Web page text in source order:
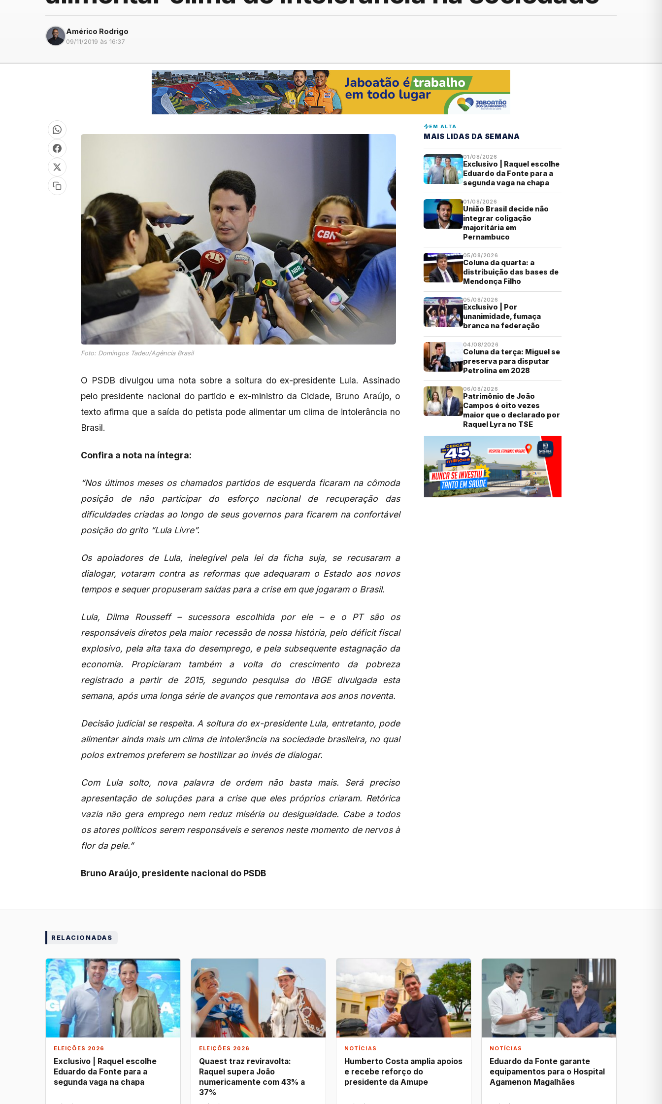
Américo Rodrigo
09/11/2019 às 16:37
Foto: Domingos Tadeu/Agência Brasil
O PSDB divulgou uma nota sobre a soltura do ex-presidente Lula. Assinado
pelo presidente nacional do partido e ex-ministro da Cidade, Bruno Araújo, o
texto afirma que a saída do petista pode alimentar um clima de intolerância no
Brasil.
Confira a nota na íntegra:
“Nos últimos meses os chamados partidos de esquerda ficaram na cômoda
posição de não participar do esforço nacional de recuperação das
dificuldades criadas ao longo de seus governos para ficarem na confortável
posição do grito “Lula Livre”.
Os apoiadores de Lula, inelegível pela lei da ficha suja, se recusaram a
dialogar, votaram contra as reformas que adequaram o Estado aos novos
tempos e sequer propuseram saídas para a crise em que jogaram o Brasil.
Lula, Dilma Rousseff – sucessora escolhida por ele – e o PT são os
responsáveis diretos pela maior recessão de nossa história, pelo déficit fiscal
explosivo, pela alta taxa do desemprego, e pela subsequente estagnação da
economia. Propiciaram também a volta do crescimento da pobreza
registrado a partir de 2015, segundo pesquisa do IBGE divulgada esta
semana, após uma longa série de avanços que remontava aos anos noventa.
Decisão judicial se respeita. A soltura do ex-presidente Lula, entretanto, pode
alimentar ainda mais um clima de intolerância na sociedade brasileira, no qual
polos extremos preferem se hostilizar ao invés de dialogar.
Com Lula solto, nova palavra de ordem não basta mais. Será preciso
apresentação de soluções para a crise que eles próprios criaram. Retórica
vazia não gera emprego nem reduz miséria ou desigualdade. Cabe a todos
os atores políticos serem responsáveis e serenos neste momento de nervos à
flor da pele.”
Bruno Araújo, presidente nacional do PSDB
EM ALTA
MAIS LIDAS DA SEMANA
01/08/2026
Exclusivo | Raquel escolhe
Eduardo da Fonte para a
segunda vaga na chapa
01/08/2026
União Brasil decide não
integrar coligação
majoritária em
Pernambuco
05/08/2026
Coluna da quarta: a
distribuição das bases de
Mendonça Filho
05/08/2026
Exclusivo | Por
unanimidade, fumaça
branca na federação
04/08/2026
Coluna da terça: Miguel se
preserva para disputar
Petrolina em 2028
06/08/2026
Patrimônio de João
Campos é oito vezes
maior que o declarado por
Raquel Lyra no TSE
RELACIONADAS
ELEIÇÕES 2026
Exclusivo | Raquel escolhe
Eduardo da Fonte para a
segunda vaga na chapa
ELEIÇÕES 2026
Quaest traz reviravolta:
Raquel supera João
numericamente com 43% a
37%
NOTÍCIAS
Humberto Costa amplia apoios
e recebe reforço do
presidente da Amupe
NOTÍCIAS
Eduardo da Fonte garante
equipamentos para o Hospital
Agamenon Magalhães